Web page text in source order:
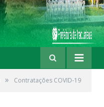
» Contratações COVID-19